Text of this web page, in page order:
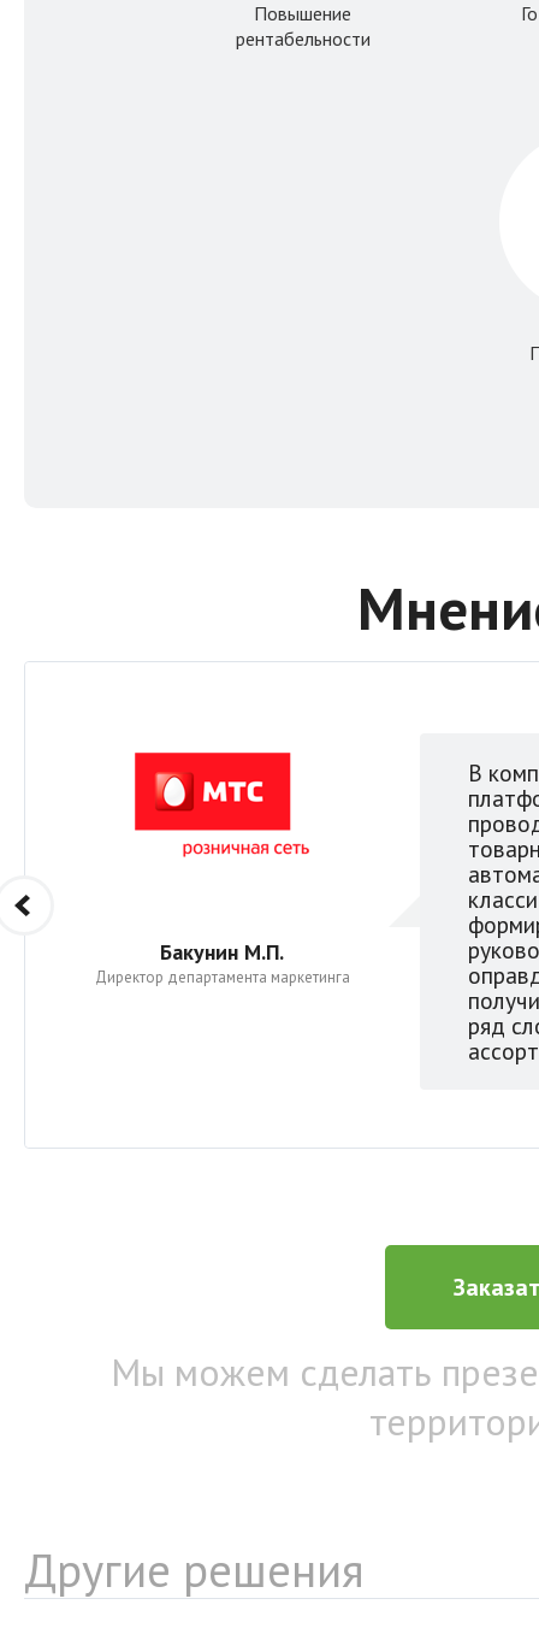
Повышение
рентабельности
Бакунин М.П.
Директор департамента маркетинга
В
ряд
Мы можем сделать
Другие решения